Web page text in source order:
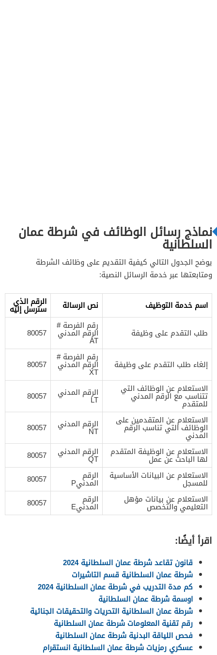
نماذج رسائل الوظائف في شرطة عمان
السلطانية
يوضح الجدول التالي كيفية التقديم على وظائف الشرطة
ومتابعتها عبر خدمة الرسائل النصية:
اسم خدمة التوظيف نص الرسالة الرقم الذي
سترسل إليه
طلب التقدم على وظيفة
رقم الفرصة #
الرقم المدني
AT
80057
إلغاء طلب التقدم على وظيفة
رقم الفرصة #
الرقم المدني
XT
80057
الاستعلام عن الوظائف التي
تتناسب مع الرقم المدني
للمتقدم
الرقم المدني
LT
80057
الاستعلام عن المتقدمين على
الوظائف التي تناسب الرقم
المدني
الرقم المدني
NT
80057
الاستعلام عن الوظيفة المتقدم
لها الباحث عن عمل
الرقم المدني
QT
80057
الاستعلام عن البيانات الأساسية
للمسجل
الرقم
المدنيP
80057
الاستعلام عن بيانات مؤهل
التعليمي والتخصص
الرقم
المدنيE 80057
اقرأ أيضًا:
قانون تقاعد شرطة عمان السلطانية 2024
شرطة عمان السلطانية قسم التاشيرات
كم مدة التدريب في شرطة عمان السلطانية 2024
اوسمة شرطة عمان السلطانية
شرطة عمان السلطانية التحريات والتحقيقات الجنائية
رقم تقنية المعلومات شرطة عمان السلطانية
فحص اللياقة البدنية شرطة عمان السلطانية
عسكري رمزيات شرطة عمان السلطانية انستقرام